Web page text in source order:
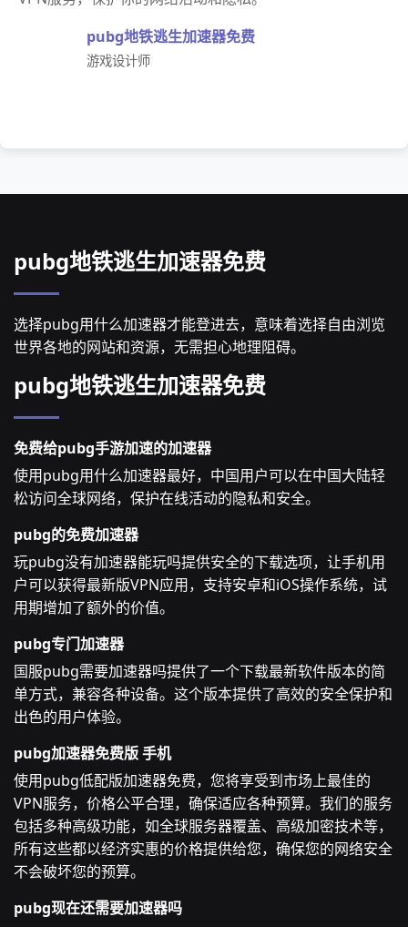
pubg地铁逃生加速器免费
游戏设计师
pubg地铁逃生加速器免费
选择pubg用什么加速器才能登进去，意味着选择自由浏览
世界各地的网站和资源，无需担心地理阻碍。
pubg地铁逃生加速器免费
免费给pubg手游加速的加速器
使用pubg用什么加速器最好，中国用户可以在中国大陆轻
松访问全球网络，保护在线活动的隐私和安全。
pubg的免费加速器
玩pubg没有加速器能玩吗提供安全的下载选项，让手机用
户可以获得最新版VPN应用，支持安卓和iOS操作系统，试
用期增加了额外的价值。
pubg专门加速器
国服pubg需要加速器吗提供了一个下载最新软件版本的简
单方式，兼容各种设备。这个版本提供了高效的安全保护和
出色的用户体验。
pubg加速器免费版 手机
使用pubg低配版加速器免费，您将享受到市场上最佳的
VPN服务，价格公平合理，确保适应各种预算。我们的服务
包括多种高级功能，如全球服务器覆盖、高级加密技术等，
所有这些都以经济实惠的价格提供给您，确保您的网络安全
不会破坏您的预算。
pubg现在还需要加速器吗